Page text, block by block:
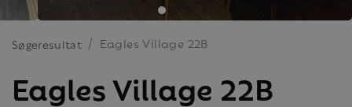
Søgeresultat Eagles Village 22B
Eagles Village 22B